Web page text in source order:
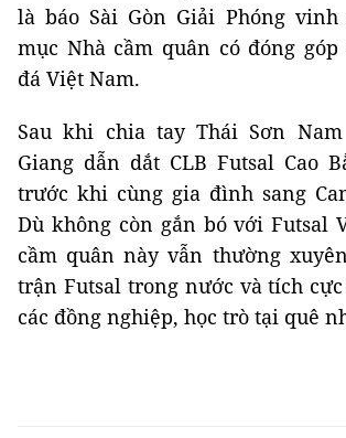
là báo Sài Gòn Giải Phóng
mục Nhà cầm quân có đóng
đá Việt Nam.
Sau khi chia tay Thái Sơn Nam
Giang dẫn dắt CLB Futsal Cao
trước khi cùng gia đình sang
Dù không còn gắn bó với Futsal
cầm quân này vẫn thường
trận Futsal trong nước và tích
các đồng nghiệp, học trò tại quê